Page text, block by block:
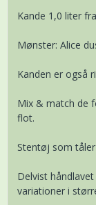
Kande 1,0 liter
Mønster: Alice
Kanden er også
Mix & match de
flot.
Stentøj som
Delvist
variationer i